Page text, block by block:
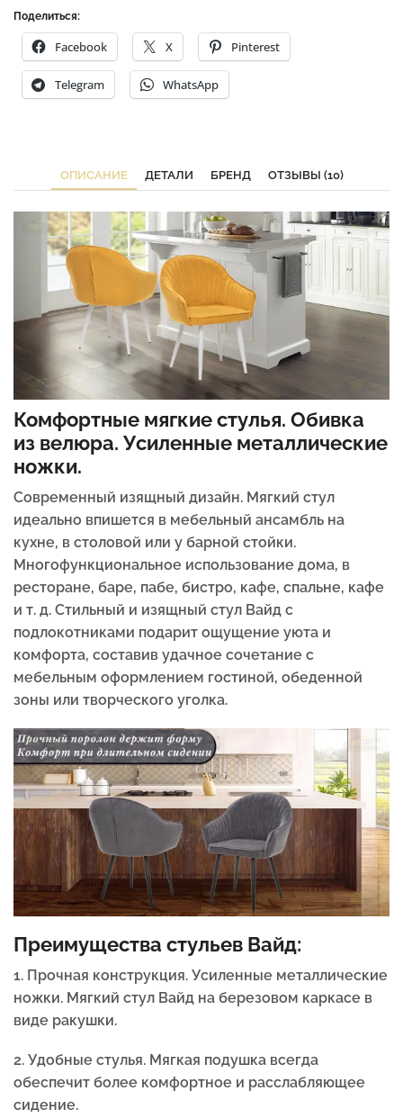
Поделиться:
Facebook X Pinterest
Telegram WhatsApp
ОПИСАНИЕ ДЕТАЛИ БРЕНД ОТЗЫВЫ (10)
Комфортные мягкие стулья. Обивка
из велюра. Усиленные металлические
ножки.
Современный изящный дизайн. Мягкий стул
идеально впишется в мебельный ансамбль на
кухне, в столовой или у барной стойки.
Многофункциональное использование дома, в
ресторане, баре, пабе, бистро, кафе, спальне, кафе
и т. д. Стильный и изящный стул Вайд с
подлокотниками подарит ощущение уюта и
комфорта, составив удачное сочетание с
мебельным оформлением гостиной, обеденной
зоны или творческого уголка.
Преимущества стульев Вайд:
1. Прочная конструкция. Усиленные металлические
ножки. Мягкий стул Вайд на березовом каркасе в
виде ракушки.
2. Удобные стулья. Мягкая подушка всегда
обеспечит более комфортное и расслабляющее
сидение.